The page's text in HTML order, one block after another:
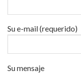
Su e-mail (requerido)
Su mensaje